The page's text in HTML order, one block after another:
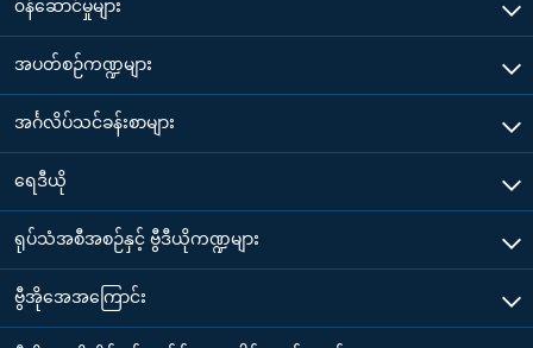
၀န်ဆောင်မှုများ
အပတ်စဉ်ကဏ္ဍများ
အင်္ဂလိပ်သင်ခန်းစာများ
ရေဒီယို
ရုပ်သံအစီအစဉ်နှင့် ဗွီဒီယိုကဏ္ဍများ
ဗွီအိုအေအကြောင်း